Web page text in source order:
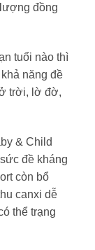
đồng
tuổi nào thì
năng đề
trời, lờ đờ,
& Child
đề kháng
còn bổ
canxi dễ
thể trạng